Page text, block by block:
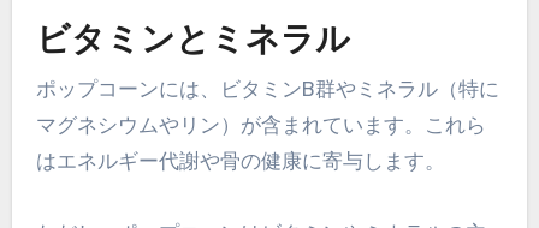
ビタミンとミネラル
ポップコーンには、ビタミンB群やミネラル（特に
マグネシウムやリン）が含まれています。これら
はエネルギー代謝や骨の健康に寄与します。